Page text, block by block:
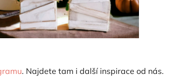
. Najdete tam i další inspirace od nás.